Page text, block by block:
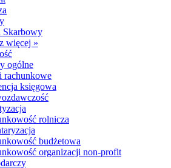
Skarbowy
więcej »
ogólne
rachunkowe
księgowa
rolnicza
budżetowa
organizacji non-profit